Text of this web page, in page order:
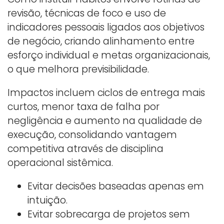
revisão, técnicas de foco e uso de
indicadores pessoais ligados aos objetivos
de negócio, criando alinhamento entre
esforço individual e metas organizacionais,
o que melhora previsibilidade.
Impactos incluem ciclos de entrega mais
curtos, menor taxa de falha por
negligência e aumento na qualidade de
execução, consolidando vantagem
competitiva através de disciplina
operacional sistêmica.
Evitar decisões baseadas apenas em
intuição.
Evitar sobrecarga de projetos sem